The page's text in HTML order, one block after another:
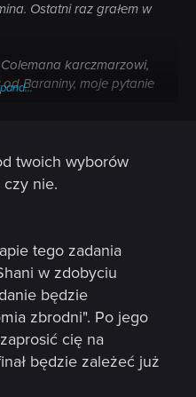
Ostatni raz grałem w
karczmarzowi,
Baraniny, moje pytanie
o wskazówkę co lepiej
mi ktoś wytłumaczyć jak
Zaznaczam
stawkę i tak
z Talarem i Munro
twoich wyborów
nie.
tego zadania
w zdobyciu
będzie
zbrodni". Po jego
cię na
będzie zależeć już